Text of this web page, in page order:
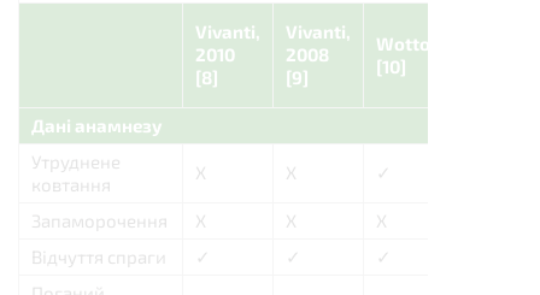
Vivanti,
2010
[8]
Vivanti,
2008
[9]
Wotton
[10]
Дані анамнезу
Утруднене
ковтання
X X ✓
Запаморочення X X X
Відчуття спраги
✓ ✓ ✓